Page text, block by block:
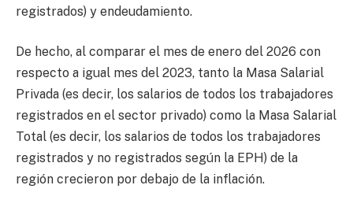
registrados) y endeudamiento.
De hecho, al comparar el mes de enero del 2026 con
respecto a igual mes del 2023, tanto la Masa Salarial
Privada (es decir, los salarios de todos los trabajadores
registrados en el sector privado) como la Masa Salarial
Total (es decir, los salarios de todos los trabajadores
registrados y no registrados según la EPH) de la
región crecieron por debajo de la inflación.